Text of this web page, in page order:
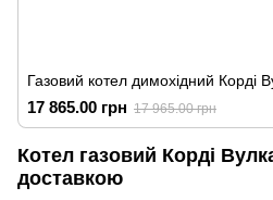
Газовий котел димохідний
17 865.00 грн 17 965.00 грн
Котел газовий Корді
доставкою